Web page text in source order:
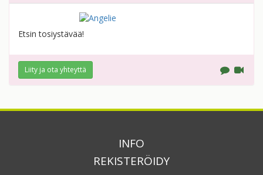
Etsin tosiystävää!
Liity ja ota yhteyttä
INFO
REKISTERÖIDY